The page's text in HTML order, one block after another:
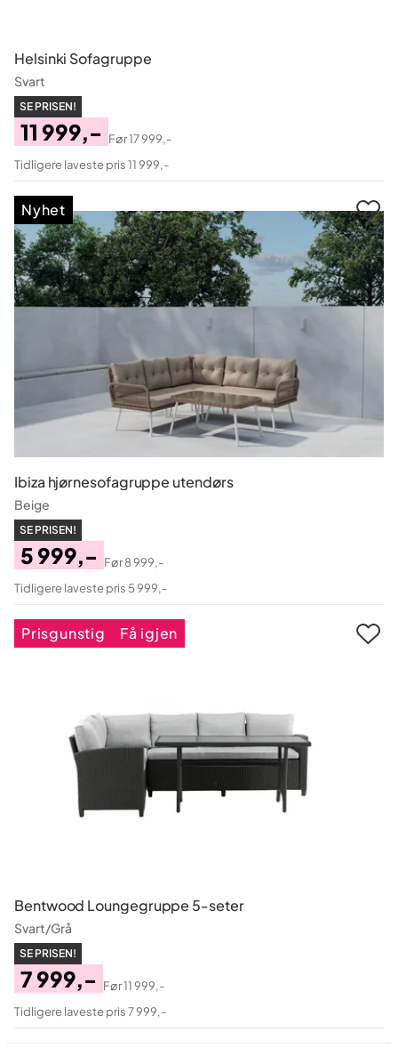
Helsinki Sofagruppe
Svart
SE PRISEN!
Pris
11 999,-
Original
Pris
Før17 999,-
Tidligere laveste pris 11 999,-
Ibiza hjørnesofagruppe utendørs
Beige
SE PRISEN!
Pris
5 999,-
Original
Pris
Før8 999,-
Tidligere laveste pris 5 999,-
Nyhet
Bentwood Loungegruppe 5-seter
Svart/Grå
SE PRISEN!
Pris
7 999,-
Original
Pris
Før11 999,-
Tidligere laveste pris 7 999,-
Prisgunstig Få igjen